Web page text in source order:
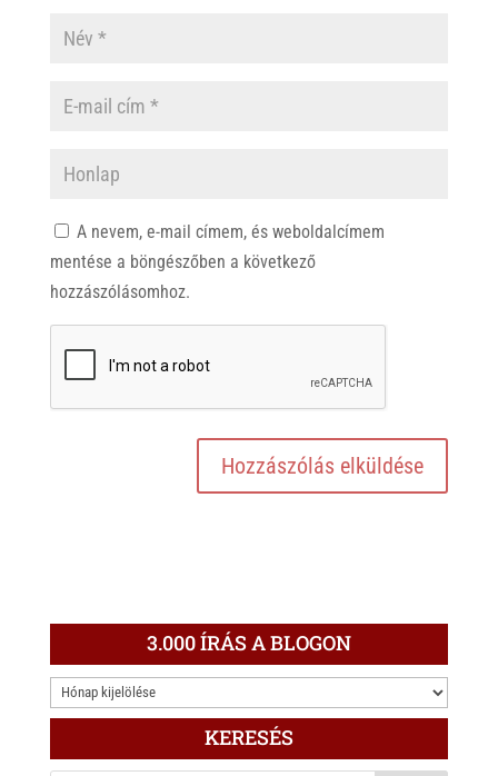
A nevem, e-mail címem, és weboldalcímem
mentése a böngészőben a következő
hozzászólásomhoz.
3.000 ÍRÁS A BLOGON
3.000
ÍRÁS
KERESÉS